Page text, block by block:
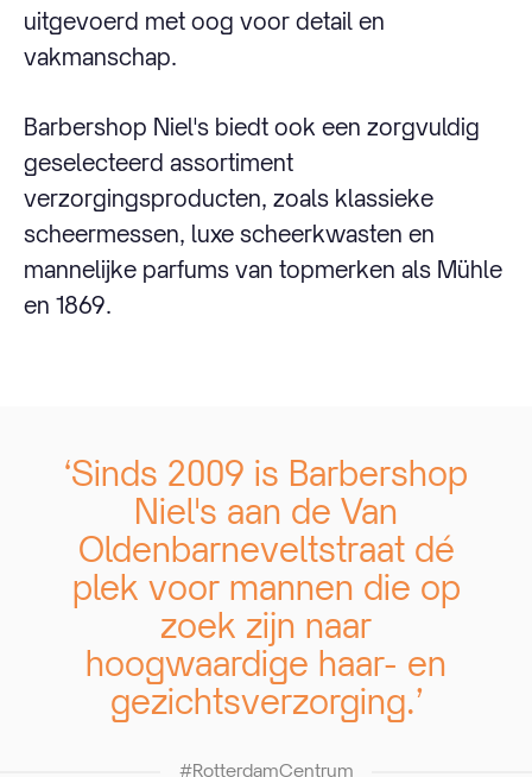
uitgevoerd met oog voor detail en
vakmanschap.
Barbershop Niel's biedt ook een zorgvuldig
geselecteerd assortiment
verzorgingsproducten, zoals klassieke
scheermessen, luxe scheerkwasten en
mannelijke parfums van topmerken als Mühle
en 1869.
‘Sinds 2009 is Barbershop
Niel's aan de Van
Oldenbarneveltstraat dé
plek voor mannen die op
zoek zijn naar
hoogwaardige haar- en
gezichtsverzorging.’
#RotterdamCentrum